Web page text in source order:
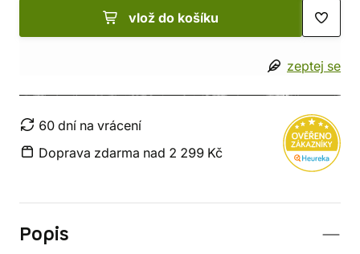
vlož do košíku
zeptej se
60 dní na vrácení
Doprava zdarma nad 2 299 Kč
Popis